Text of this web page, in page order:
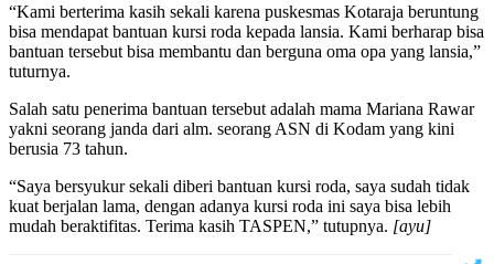
“Kami berterima kasih sekali karena puskesmas Kotaraja beruntung
bisa mendapat bantuan kursi roda kepada lansia. Kami berharap bisa
bantuan tersebut bisa membantu dan berguna oma opa yang lansia,”
tuturnya.
Salah satu penerima bantuan tersebut adalah mama Mariana Rawar
yakni seorang janda dari alm. seorang ASN di Kodam yang kini
berusia 73 tahun.
“Saya bersyukur sekali diberi bantuan kursi roda, saya sudah tidak
kuat berjalan lama, dengan adanya kursi roda ini saya bisa lebih
mudah beraktifitas. Terima kasih TASPEN,” tutupnya. [ayu]